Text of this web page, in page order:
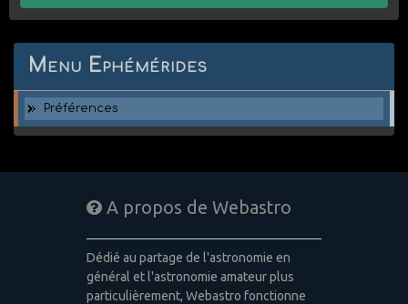
Menu Ephémérides
Préférences
A propos de Webastro
Dédié au partage de l'astronomie en
général et l'astronomie amateur plus
particulièrement, Webastro fonctionne